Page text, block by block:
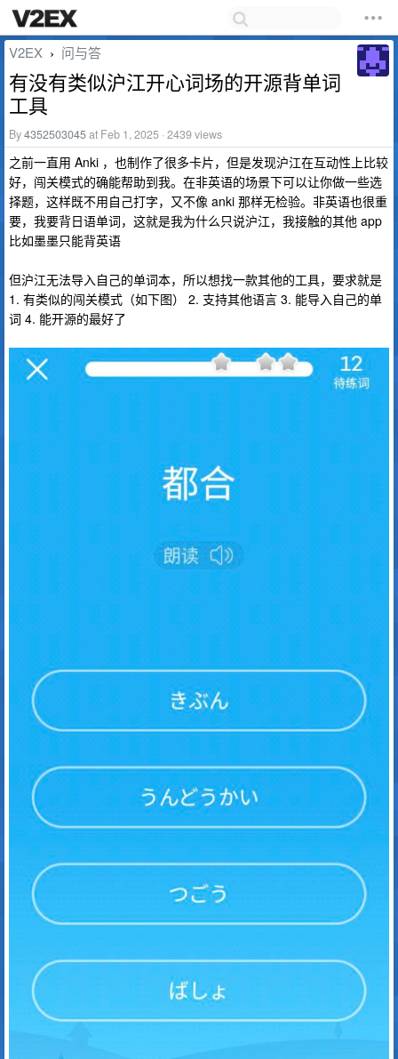
V2EX › 问与答
有没有类似沪江开心词场的开源背单词
工具
By4352503045at Feb 1, 2025 · 2439 views
之前一直用 Anki ，也制作了很多卡片，但是发现沪江在互动性上比较
好，闯关模式的确能帮助到我。在非英语的场景下可以让你做一些选
择题，这样既不用自己打字，又不像 anki 那样无检验。非英语也很重
要，我要背日语单词，这就是我为什么只说沪江，我接触的其他 app
比如墨墨只能背英语
但沪江无法导入自己的单词本，所以想找一款其他的工具，要求就是
1. 有类似的闯关模式（如下图） 2. 支持其他语言 3. 能导入自己的单
词 4. 能开源的最好了